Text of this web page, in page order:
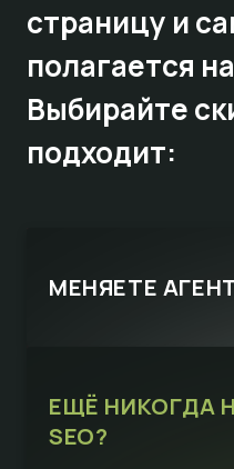
страницу и
полагается
Выбирайте
подходит:
МЕНЯЕТЕ
ЕЩЁ НИКОГДА
SEO?